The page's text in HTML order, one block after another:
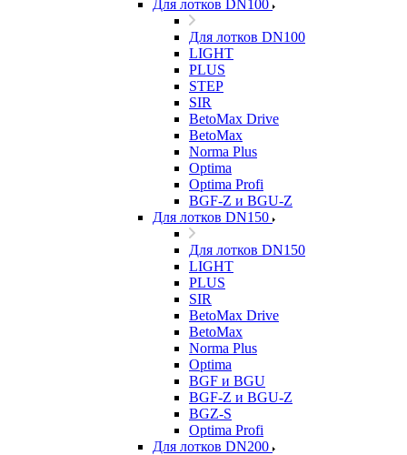
Для лотков DN100
Для лотков DN100
LIGHT
PLUS
STEP
SIR
BetoMax Drive
BetoMax
Norma Plus
Optima
Optima Profi
BGF-Z и BGU-Z
Для лотков DN150
Для лотков DN150
LIGHT
PLUS
SIR
BetoMax Drive
BetoMax
Norma Plus
Optima
BGF и BGU
BGF-Z и BGU-Z
BGZ-S
Optima Profi
Для лотков DN200